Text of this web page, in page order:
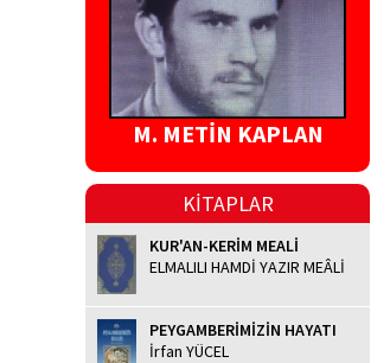
M. METİN KAPLAN
KİTAPLAR
KUR'AN-KERİM MEALİ
ELMALILI HAMDİ YAZIR MEÂLİ
PEYGAMBERİMİZİN HAYATI
İrfan YÜCEL